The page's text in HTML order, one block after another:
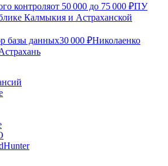
контроляот 50 000 до 75 000 ₽ПУ
Калмыкия и Астраханской
базы данных30 000 ₽Николаенко